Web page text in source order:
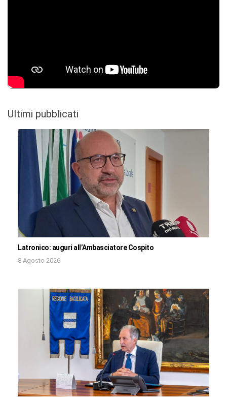
Ultimi pubblicati
Latronico: auguri all’Ambasciatore Cospito
8 Agosto 2026